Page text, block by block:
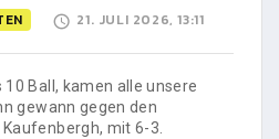
21. JULI 2026, 13:11
10 Ball, kamen alle unsere
gewann gegen den
Kaufenbergh, mit 6-3.